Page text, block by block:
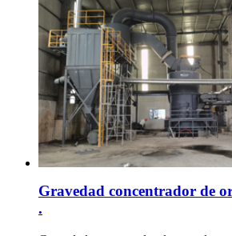
Gravedad concentrador de
.